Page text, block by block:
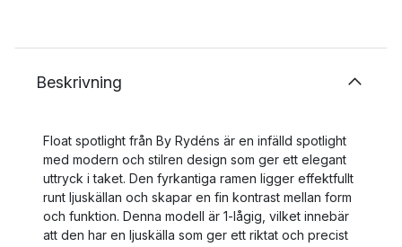
Beskrivning
Float spotlight från By Rydéns är en infälld spotlight
med modern och stilren design som ger ett elegant
uttryck i taket. Den fyrkantiga ramen ligger effektfullt
runt ljuskällan och skapar en fin kontrast mellan form
och funktion. Denna modell är 1-lågig, vilket innebär
att den har en ljuskälla som ger ett riktat och precist